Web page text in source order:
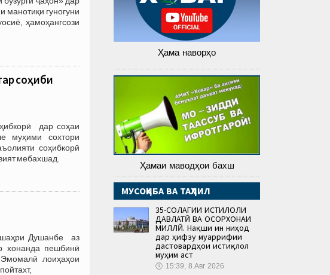
манотиқи гуногуни
ҳамоҳангсози
соҳиби
дар соҳаи
муҳими сохтори
соҳибкорӣ
мебахшад.
Душанбе аз
пешбинӣ
лоиҳаҳои
Ҳама наворҳо
Ҳамаи маводҳои бахш
МУСОҲИБА ВА ТАҲЛИЛ
35-СОЛАГИИ ИСТИҚЛОЛИ
ДАВЛАТӢ ВА ОСОРХОНАИ
МИЛЛӢ. Нақши ин ниҳод
дар ҳифзу муаррифии
дастовардҳои истиқлол
муҳим аст
🕔 15:39, 8.Авг 2026